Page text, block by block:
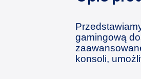
gamingową
konsoli,